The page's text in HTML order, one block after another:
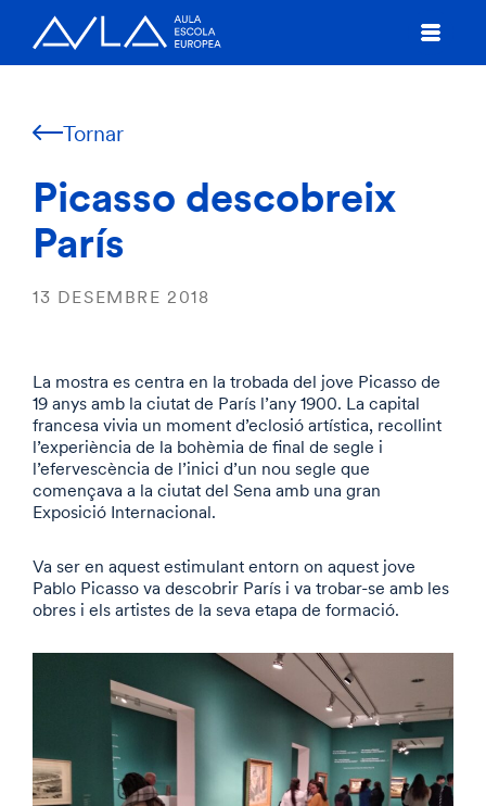
Tornar
Picasso descobreix
París
13 DESEMBRE 2018
La mostra es centra en la trobada del jove Picasso de
19 anys amb la ciutat de París l’any 1900. La capital
francesa vivia un moment d’eclosió artística, recollint
l’experiència de la bohèmia de final de segle i
l’efervescència de l’inici d’un nou segle que
començava a la ciutat del Sena amb una gran
Exposició Internacional.
Va ser en aquest estimulant entorn on aquest jove
Pablo Picasso va descobrir París i va trobar-se amb les
obres i els artistes de la seva etapa de formació.